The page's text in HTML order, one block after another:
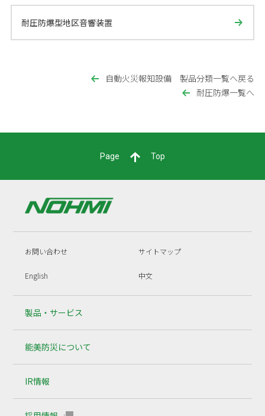
耐圧防爆型地区音響装置
自動火災報知設備 製品分類一覧へ戻る
耐圧防爆一覧へ
Page Top
お問い合わせ サイトマップ
English 中文
製品・サービス
能美防災について
IR情報